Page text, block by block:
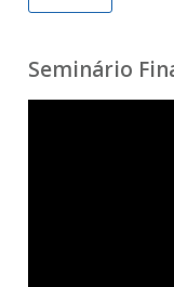
Seminário